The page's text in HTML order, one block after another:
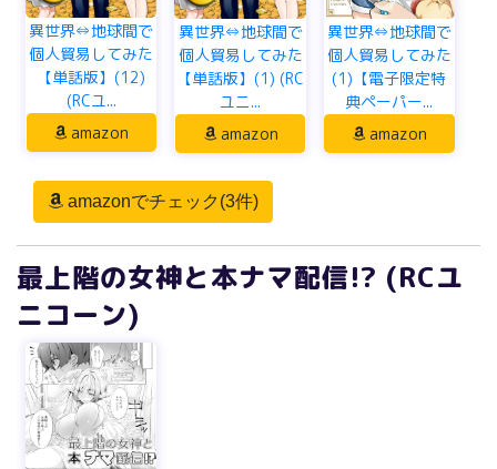
異世界⇔地球間で
個人貿易してみた
【単話版】(12)
(RCユ...
amazon
異世界⇔地球間で
個人貿易してみた
【単話版】(1) (RC
ユニ...
amazon
異世界⇔地球間で
個人貿易してみた
(1)【電子限定特
典ペーパー...
amazon
amazonでチェック(3件)
最上階の女神と本ナマ配信!? (RCユ
ニコーン)